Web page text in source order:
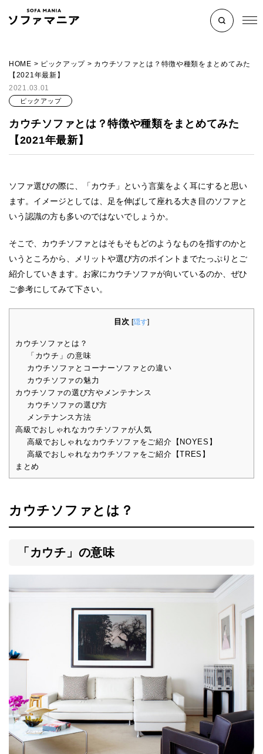
HOME > ピックアップ > カウチソファとは？特徴や種類をまとめてみた
【2021年最新】
2021.03.01
ピックアップ
カウチソファとは？特徴や種類をまとめてみた
【2021年最新】
ソファ選びの際に、「カウチ」という言葉をよく耳にすると思い
ます。イメージとしては、足を伸ばして座れる大き目のソファと
いう認識の方も多いのではないでしょうか。
そこで、カウチソファとはそもそもどのようなものを指すのかと
いうところから、メリットや選び方のポイントまでたっぷりとご
紹介していきます。お家にカウチソファが向いているのか、ぜひ
ご参考にしてみて下さい。
目次 [隠す]
カウチソファとは？
「カウチ」の意味
カウチソファとコーナーソファとの違い
カウチソファの魅力
カウチソファの選び方やメンテナンス
カウチソファの選び方
メンテナンス方法
高級でおしゃれなカウチソファが人気
高級でおしゃれなカウチソファをご紹介【NOYES】
高級でおしゃれなカウチソファをご紹介【TRES】
まとめ
カウチソファとは？
「カウチ」の意味